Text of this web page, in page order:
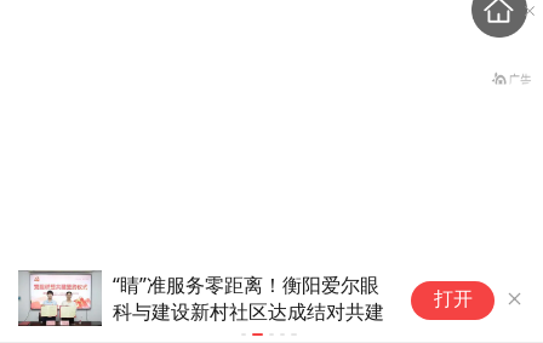
“睛”准服务零距离！衡阳爱尔眼
科与建设新村社区达成结对共建
打开
美国会参议院通过临时拨款